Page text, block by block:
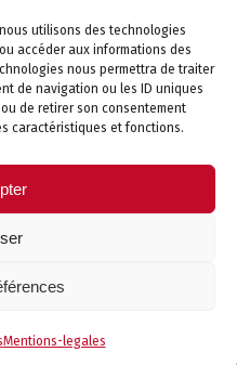
utilisons des technologies
accéder aux informations des
nous permettra de traiter
de navigation ou les ID uniques
de retirer son consentement
caractéristiques et fonctions.
Mentions-legales
votre spécialiste Canapés